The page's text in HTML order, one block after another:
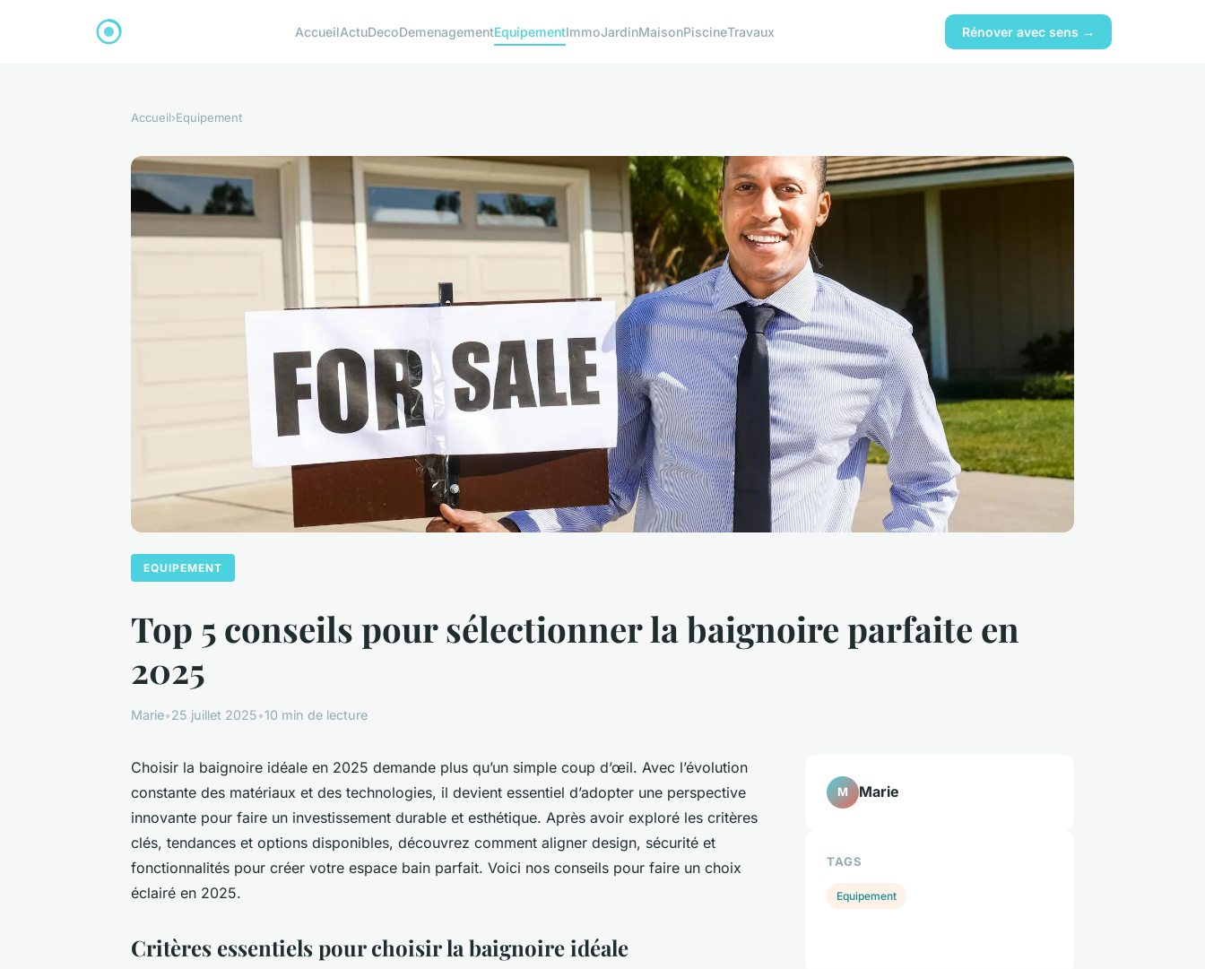
AccueilActuDecoDemenagementEquipementImmoJardinMaisonPiscineTravaux Rénover avec sens →
Accueil›Equipement
EQUIPEMENT
Top 5 conseils pour sélectionner la baignoire parfaite en
2025
Marie•25 juillet 2025•10 min de lecture
Choisir la baignoire idéale en 2025 demande plus qu’un simple coup d’œil. Avec l’évolution
constante des matériaux et des technologies, il devient essentiel d’adopter une perspective
innovante pour faire un investissement durable et esthétique. Après avoir exploré les critères
clés, tendances et options disponibles, découvrez comment aligner design, sécurité et
fonctionnalités pour créer votre espace bain parfait. Voici nos conseils pour faire un choix
éclairé en 2025.
Critères essentiels pour choisir la baignoire idéale
M Marie
TAGS
Equipement